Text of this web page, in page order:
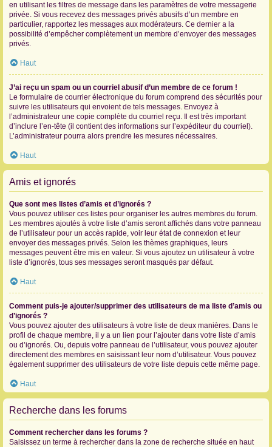
en utilisant les filtres de message dans les paramètres de votre messagerie
privée. Si vous recevez des messages privés abusifs d’un membre en
particulier, rapportez les messages aux modérateurs. Ce dernier a la
possibilité d’empêcher complètement un membre d’envoyer des messages
privés.
Haut
J’ai reçu un spam ou un courriel abusif d’un membre de ce forum !
Le formulaire de courrier électronique du forum comprend des sécurités pour
suivre les utilisateurs qui envoient de tels messages. Envoyez à
l’administrateur une copie complète du courriel reçu. Il est très important
d’inclure l’en-tête (il contient des informations sur l’expéditeur du courriel).
L’administrateur pourra alors prendre les mesures nécessaires.
Haut
Amis et ignorés
Que sont mes listes d’amis et d’ignorés ?
Vous pouvez utiliser ces listes pour organiser les autres membres du forum.
Les membres ajoutés à votre liste d’amis seront affichés dans votre panneau
de l’utilisateur pour un accès rapide, voir leur état de connexion et leur
envoyer des messages privés. Selon les thèmes graphiques, leurs
messages peuvent être mis en valeur. Si vous ajoutez un utilisateur à votre
liste d’ignorés, tous ses messages seront masqués par défaut.
Haut
Comment puis-je ajouter/supprimer des utilisateurs de ma liste d’amis ou
d’ignorés ?
Vous pouvez ajouter des utilisateurs à votre liste de deux manières. Dans le
profil de chaque membre, il y a un lien pour l’ajouter dans votre liste d’amis
ou d’ignorés. Ou, depuis votre panneau de l’utilisateur, vous pouvez ajouter
directement des membres en saisissant leur nom d’utilisateur. Vous pouvez
également supprimer des utilisateurs de votre liste depuis cette même page.
Haut
Recherche dans les forums
Comment rechercher dans les forums ?
Saisissez un terme à rechercher dans la zone de recherche située en haut